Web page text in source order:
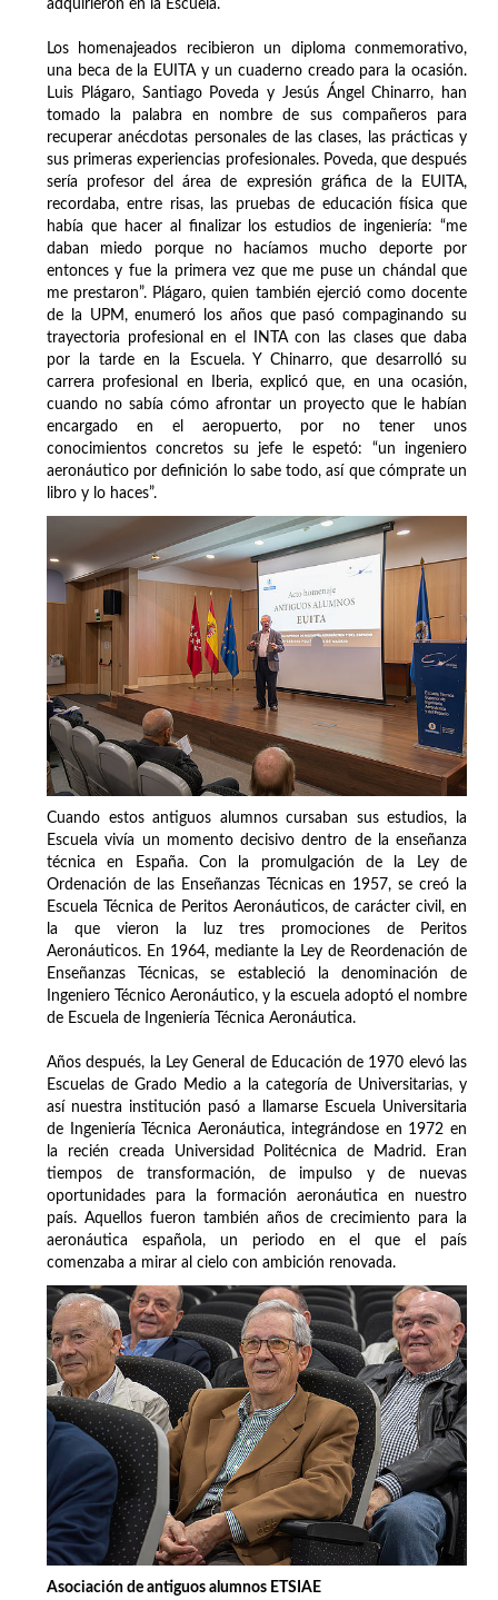
adquirieron en la Escuela.
Los homenajeados recibieron un diploma conmemorativo,
una beca de la EUITA y un cuaderno creado para la ocasión.
Luis Plágaro, Santiago Poveda y Jesús Ángel Chinarro, han
tomado la palabra en nombre de sus compañeros para
recuperar anécdotas personales de las clases, las prácticas y
sus primeras experiencias profesionales. Poveda, que después
sería profesor del área de expresión gráfica de la EUITA,
recordaba, entre risas, las pruebas de educación física que
había que hacer al finalizar los estudios de ingeniería: “me
daban miedo porque no hacíamos mucho deporte por
entonces y fue la primera vez que me puse un chándal que
me prestaron”. Plágaro, quien también ejerció como docente
de la UPM, enumeró los años que pasó compaginando su
trayectoria profesional en el INTA con las clases que daba
por la tarde en la Escuela. Y Chinarro, que desarrolló su
carrera profesional en Iberia, explicó que, en una ocasión,
cuando no sabía cómo afrontar un proyecto que le habían
encargado en el aeropuerto, por no tener unos
conocimientos concretos su jefe le espetó: “un ingeniero
aeronáutico por definición lo sabe todo, así que cómprate un
libro y lo haces”.
Cuando estos antiguos alumnos cursaban sus estudios, la
Escuela vivía un momento decisivo dentro de la enseñanza
técnica en España. Con la promulgación de la Ley de
Ordenación de las Enseñanzas Técnicas en 1957, se creó la
Escuela Técnica de Peritos Aeronáuticos, de carácter civil, en
la que vieron la luz tres promociones de Peritos
Aeronáuticos. En 1964, mediante la Ley de Reordenación de
Enseñanzas Técnicas, se estableció la denominación de
Ingeniero Técnico Aeronáutico, y la escuela adoptó el nombre
de Escuela de Ingeniería Técnica Aeronáutica.
Años después, la Ley General de Educación de 1970 elevó las
Escuelas de Grado Medio a la categoría de Universitarias, y
así nuestra institución pasó a llamarse Escuela Universitaria
de Ingeniería Técnica Aeronáutica, integrándose en 1972 en
la recién creada Universidad Politécnica de Madrid. Eran
tiempos de transformación, de impulso y de nuevas
oportunidades para la formación aeronáutica en nuestro
país. Aquellos fueron también años de crecimiento para la
aeronáutica española, un periodo en el que el país
comenzaba a mirar al cielo con ambición renovada.
Asociación de antiguos alumnos ETSIAE